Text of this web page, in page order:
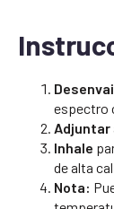
espectro
Adjuntar
Inhale
de alta
Nota: